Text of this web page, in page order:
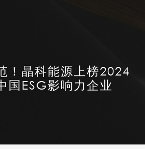
！晶科能源上榜2024
国ESG影响力企业